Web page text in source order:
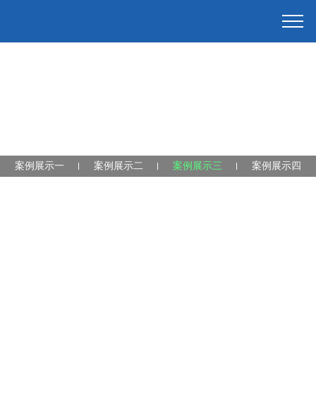
案例展示一 案例展示二 案例展示三 案例展示四